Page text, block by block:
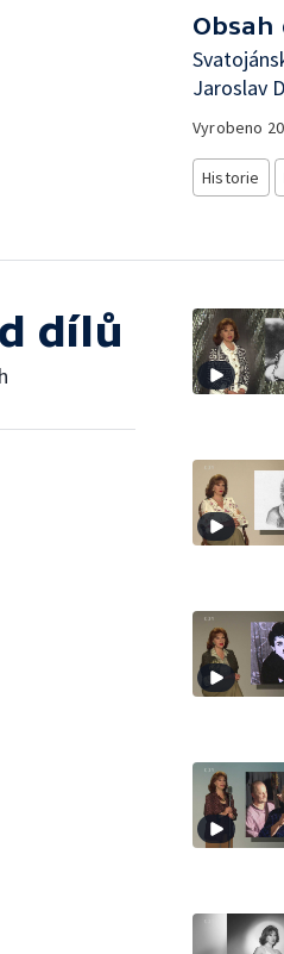
Obsah
Jaroslav
Vyrobeno
Historie
dílů